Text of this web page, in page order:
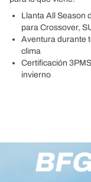
Llanta All Season
para Crossover,
Aventura durante
clima
Certificación
invierno